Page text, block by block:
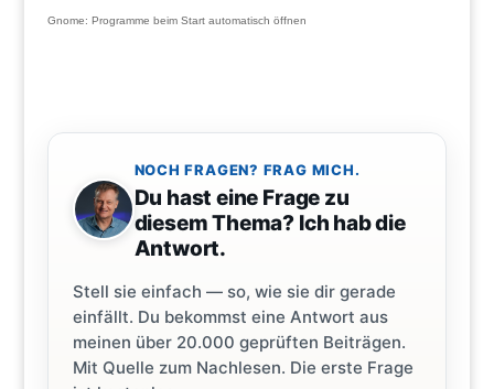
Gnome: Programme beim Start automatisch öffnen
NOCH FRAGEN? FRAG MICH.
Du hast eine Frage zu
diesem Thema? Ich hab die
Antwort.
Stell sie einfach — so, wie sie dir gerade
einfällt. Du bekommst eine Antwort aus
meinen über 20.000 geprüften Beiträgen.
Mit Quelle zum Nachlesen. Die erste Frage